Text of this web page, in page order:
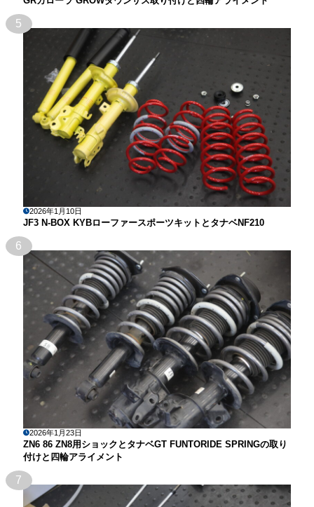
5
2026年1月10日
JF3 N-BOX KYBローファースポーツキットとタナベNF210
6
2026年1月23日
ZN6 86 ZN8用ショックとタナベGT FUNTORIDE SPRINGの取り
付けと四輪アライメント
7